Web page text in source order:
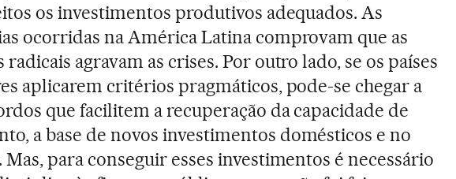
os investimentos produtivos adequados. As
ocorridas na América Latina comprovam que as
agravam as crises. Por outro lado, se os países
aplicarem critérios pragmáticos, pode-se chegar a
que facilitem a recuperação da capacidade de
a base de novos investimentos domésticos e no
para conseguir esses investimentos é necessário